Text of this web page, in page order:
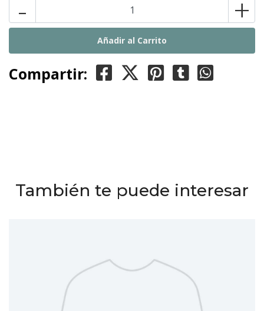
- +
Compartir:
También te puede interesar